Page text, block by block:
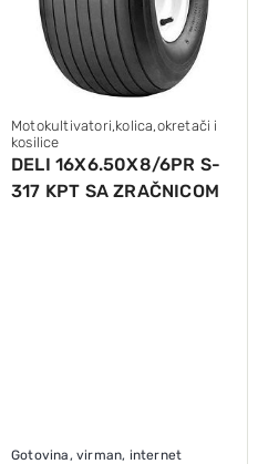
Motokultivatori,kolica,okretači i
kosilice
DELI 16X6.50X8/6PR S-
317 KPT SA ZRAČNICOM
Gotovina, virman, internet